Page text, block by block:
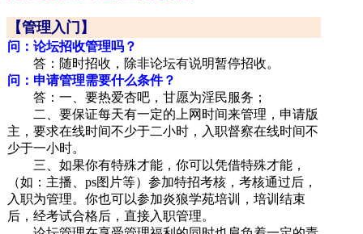
【管理入门】
问：论坛招收管理吗？
答：随时招收，除非论坛有说明暂停招收。
问：申请管理需要什么条件？
答：一、要热爱杏吧，甘愿为淫民服务；
二、要保证每天有一定的上网时间来管理，申请版
主，要求在线时间不少于二小时，入职督察在线时间不
少于一小时。
三、如果你有特殊才能，你可以凭借特殊才能，
（如：主播、ps图片等）参加特招考核，考核通过后，
入职为管理。你也可以参加炎狼学苑培训，培训结束
后，经考试合格后，直接入职管理。